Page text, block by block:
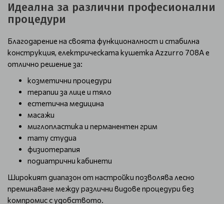
Идеална за различни професионални
процедури
Благодарение на своята функционалност и стабилна
конструкция, електрическата кушетка Azzurro 708A е
отлично решение за:
козметични процедури
терапии за лице и тяло
естетична медицина
масажи
миглопластика и перманентен грим
тату студиа
физиотерапия
подиатрични кабинети
Широкият диапазон от настройки позволява лесно
преминаване между различни видове процедури без
компромис с удобството.